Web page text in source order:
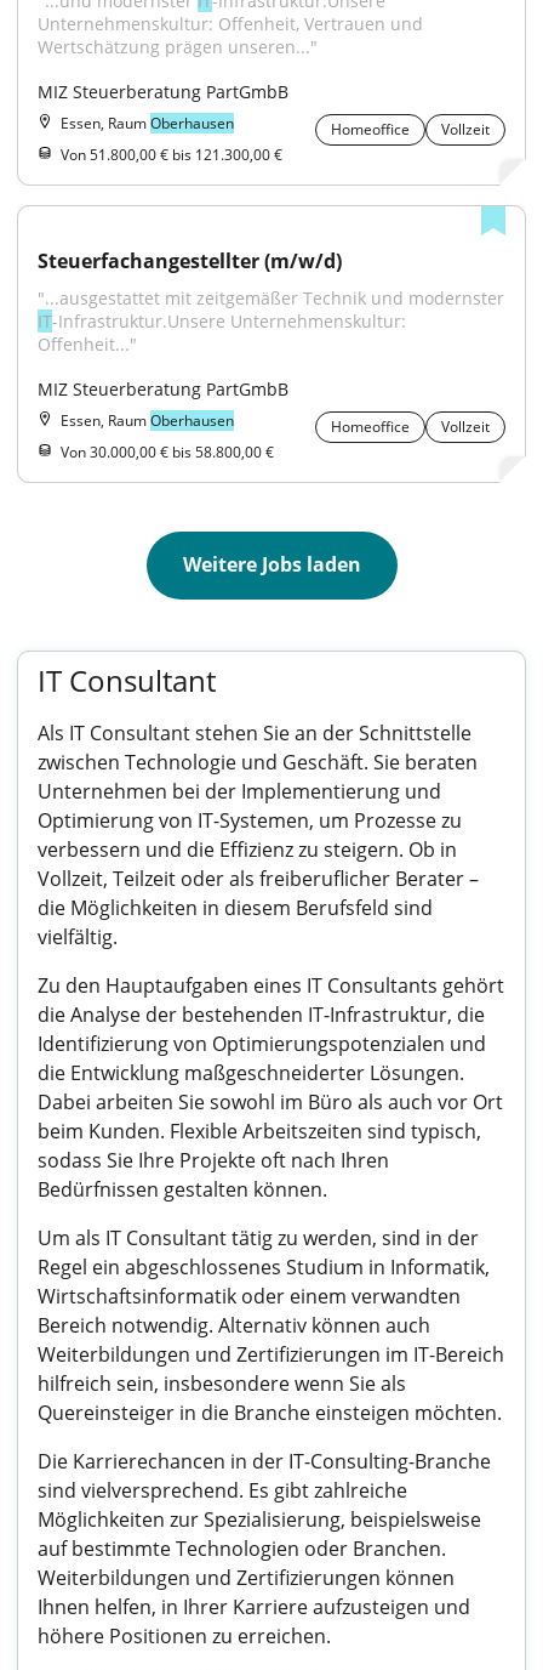
Unternehmenskultur: Offenheit, Vertrauen und
Wertschätzung prägen unseren..."
MIZ Steuerberatung PartGmbB
Essen, RaumOberhausen Homeoffice
Vollzeit
Von 51.800,00 € bis 121.300,00 €
Steuerfachangestellter (m/w/d)
IT-Infrastruktur.Unsere Unternehmenskultur:
Offenheit..."
MIZ Steuerberatung PartGmbB
Essen, RaumOberhausen Homeoffice
Vollzeit
Von 30.000,00 € bis 58.800,00 €
Weitere Jobs laden
IT Consultant
Als IT Consultant stehen Sie an der Schnittstelle
zwischen Technologie und Geschäft. Sie beraten
Unternehmen bei der Implementierung und
Optimierung von IT-Systemen, um Prozesse zu
verbessern und die Effizienz zu steigern. Ob in
Vollzeit, Teilzeit oder als freiberuflicher Berater –
die Möglichkeiten in diesem Berufsfeld sind
vielfältig.
Zu den Hauptaufgaben eines IT Consultants gehört
die Analyse der bestehenden IT-Infrastruktur, die
Identifizierung von Optimierungspotenzialen und
die Entwicklung maßgeschneiderter Lösungen.
Dabei arbeiten Sie sowohl im Büro als auch vor Ort
beim Kunden. Flexible Arbeitszeiten sind typisch,
sodass Sie Ihre Projekte oft nach Ihren
Bedürfnissen gestalten können.
Um als IT Consultant tätig zu werden, sind in der
Regel ein abgeschlossenes Studium in Informatik,
Wirtschaftsinformatik oder einem verwandten
Bereich notwendig. Alternativ können auch
Weiterbildungen und Zertifizierungen im IT-Bereich
hilfreich sein, insbesondere wenn Sie als
Quereinsteiger in die Branche einsteigen möchten.
Die Karrierechancen in der IT-Consulting-Branche
sind vielversprechend. Es gibt zahlreiche
Möglichkeiten zur Spezialisierung, beispielsweise
auf bestimmte Technologien oder Branchen.
Weiterbildungen und Zertifizierungen können
Ihnen helfen, in Ihrer Karriere aufzusteigen und
höhere Positionen zu erreichen.